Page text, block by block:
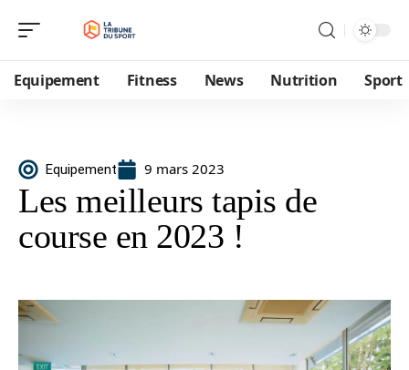
Equipement Fitness News Nutrition Sport
Equipement 9 mars 2023
Les meilleurs tapis de
course en 2023 !